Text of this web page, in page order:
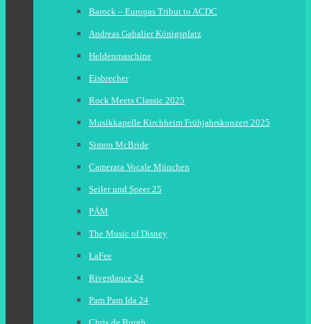
Barock – Europas Tribut to ACDC
Andreas Gabalier Königsplatz
Heldenmaschine
Eisbrecher
Rock Meets Classic 2025
Musikkapelle Kirchheim Frühjahrskonzert 2025
Simon McBride
Camerata Vocale München
Seiler und Speer 25
PÄM
The Music of Disney
LaFee
Riverdance 24
Pam Pam Ida 24